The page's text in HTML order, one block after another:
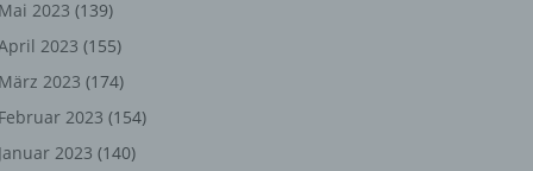
Mai 2023 (139)
2023 (155)
März 2023 (174)
Februar 2023 (154)
Januar 2023 (140)